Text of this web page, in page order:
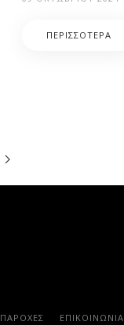
ΠΕΡΙΣΣΌΤΕΡΑ
ΠΑΡΟΧΈΣ ΕΠΙΚΟΙΝΩΝΊΑ